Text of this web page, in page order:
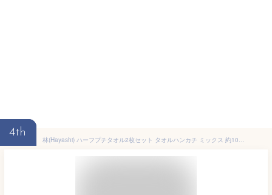
4th
林(Hayashi) ハーフプチタオル2枚セット タオルハンカチ ミックス 約10×20cm 抗菌防臭加工 ポケモン ZS PL446700